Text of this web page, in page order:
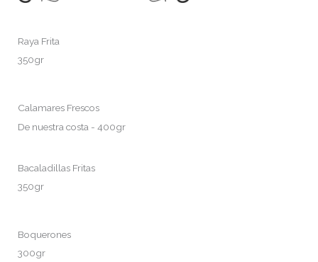
Raya Frita
350gr
Calamares Frescos
De nuestra costa - 400gr
Bacaladillas Fritas
350gr
Boquerones
300gr